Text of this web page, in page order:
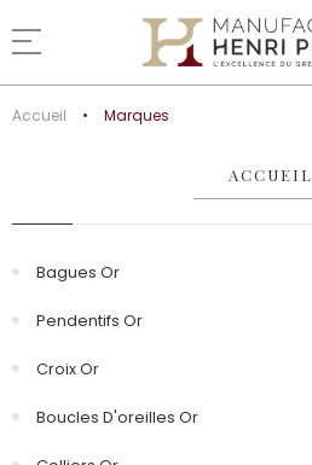
Basculer la navigation
Accueil Marques
ACCUEIL
Bagues Or
Pendentifs Or
Croix Or
Boucles D'oreilles Or